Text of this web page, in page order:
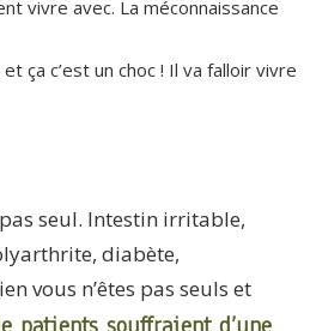
vivre avec. La méconnaissance
ça c’est un choc ! Il va falloir vivre
pas seul. Intestin irritable,
diabète,
vous n’êtes pas seuls et